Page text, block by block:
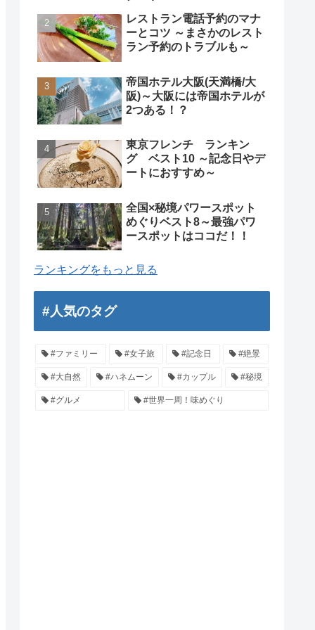
レストラン電話予約のマナ
ーとコツ ～まさかのレスト
ラン予約のトラブルも～
帝国ホテル大阪(天満橋/大
阪)～大阪には帝国ホテルが
2つある！？
東京フレンチ ランキン
グ ベスト10 ～記念日やデ
ートにおすすめ～
全国×秘境パワースポット
めぐりベスト8～最強パワ
ースポットはココだ！！
ランキングをもっと見る
#人気のタグ
#ファミリー #女子旅 #記念日 #絶景
#大自然 #ハネムーン #カップル #秘境
#グルメ #世界一周！味めぐり